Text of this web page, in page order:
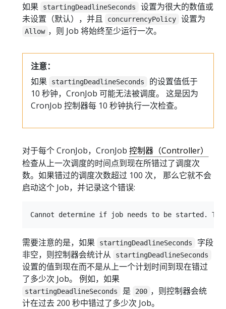
如果
startingDeadlineSeconds
设置为很大的数值或
未设置（默认），并且
concurrencyPolicy 设置为
Allow ，则 Job 将始终至少运行一次。
注意：
如果
startingDeadlineSeconds
的设置值低于
10 秒钟，CronJob 可能无法被调度。 这是因为
CronJob 控制器每 10 秒钟执行一次检查。
对于每个 CronJob，CronJob 控制器（Controller）
检查从上一次调度的时间点到现在所错过了调度次
数。如果错过的调度次数超过 100 次， 那么它就不会
启动这个 Job，并记录这个错误:
需要注意的是，如果 startingDeadlineSeconds
字段
非空，则控制器会统计从
startingDeadlineSeconds
设置的值到现在而不是从上一个计划时间到现在错过
了多少次 Job。 例如，如果
startingDeadlineSeconds 是 200 ，则控制器会统
计在过去 200 秒中错过了多少次 Job。